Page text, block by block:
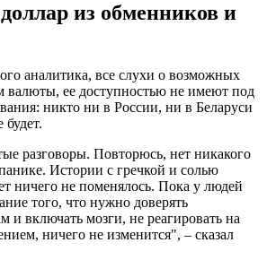
из обменников и
аналитика, все слухи о возможных
валюты, ее доступностью не имеют под
никто ни в России, ни в Беларуси
разговоры. Повторюсь, нет никакого
Истории с гречкой и солью
ничего не поменялось. Пока у людей
того, что нужно доверять
включать мозги, не реагировать на
ничего не изменится", – сказал